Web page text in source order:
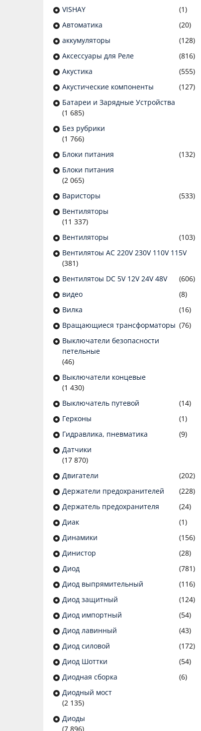
VISHAY
(1)
Автоматика
(20)
аккумуляторы
(128)
Аксессуары для Реле
(816)
Акустика
(555)
Акустические компоненты
(127)
Батареи и Зарядные Устройства
(1 685)
Без рубрики
(1 766)
Блоки питания
(132)
Блоки питания
(2 065)
Варисторы
(533)
Вентиляторы
(11 337)
Вентиляторы
(103)
Вентилятоы AC 220V 230V 110V 115V
(381)
Вентилятоы DC 5V 12V 24V 48V
(606)
видео
(8)
Вилка
(16)
Вращающиеся трансформаторы (76)
Выключатели безопасности
петельные
(46)
Выключатели концевые
(1 430)
Выключатель путевой
(14)
Герконы
(1)
Гидравлика, пневматика
(9)
Датчики
(17 870)
Двигатели
(202)
Держатели предохранителей
(228)
Держатель предохранителя
(24)
Диак
(1)
Динамики
(156)
Динистор
(28)
Диод
(781)
Диод выпрямительный
(116)
Диод защитный
(124)
Диод импортный
(54)
Диод лавинный
(43)
Диод силовой
(172)
Диод Шоттки
(54)
Диодная сборка
(6)
Диодный мост
(2 135)
Диоды
(7 896)